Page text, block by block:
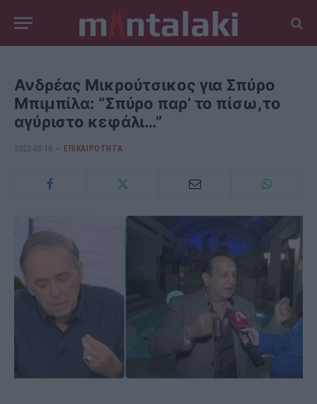
Ανδρέας Μικρούτσικος για Σπύρο
Μπιμπίλα: “Σπύρο παρ’ το πίσω,το
αγύριστο κεφάλι…”
2023-03-16 ΕΠΙΚΑΙΡΟΤΗΤΑ